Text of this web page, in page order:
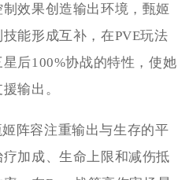
效果创造输出环境，甄姬
能形成互补，在PVE玩法
后100%协战的特性，使她
输出。
阵容注重输出与生存的平
加成、生命上限和减伤抵